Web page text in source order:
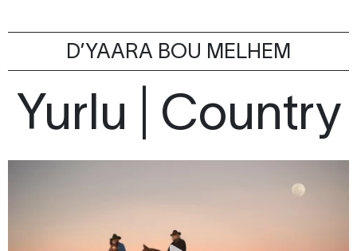
D’YAARA BOU MELHEM
Yurlu | Country